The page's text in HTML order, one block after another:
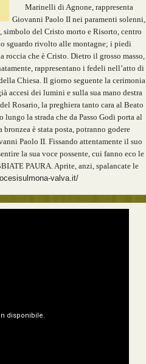
Marinelli di Agnone, rappresenta
Giovanni Paolo II nei paramenti solenni,
simbolo del Cristo morto e Risorto, centro
sguardo rivolto alle montagne; i piedi
che è Cristo. Dietro il grosso masso,
rappresentano i fedeli nell’atto di
Chiesa. Il giorno seguente la cerimonia
accesi dei lumini e sulla sua mano destra
Rosario, la preghiera tanto cara al Beato
lungo la strada che da Passo Godi porta al
è stata posta, potranno godere
Paolo II. Fissando attentamente il suo
la sua voce possente, cui fanno eco le
PAURA. Aprite, anzi, spalancate le
valva.it/